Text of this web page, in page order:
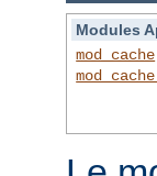
Modules
mod_cache